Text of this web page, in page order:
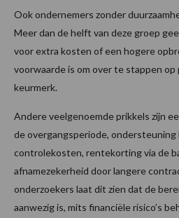
Ook ondernemers zonder
Meer dan de helft van deze groep
voor extra kosten of een hogere
voorwaarde is om over te stappen
keurmerk.
Andere veelgenoemde prikkels zijn
de overgangsperiode,
controlekosten, rentekorting via de
afnamezekerheid door langere
onderzoekers laat dit zien dat de
aanwezig is, mits financiële risico’s